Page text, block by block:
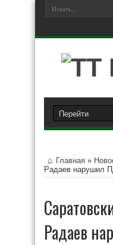
Главная »
Радаев нарушил
Радаев